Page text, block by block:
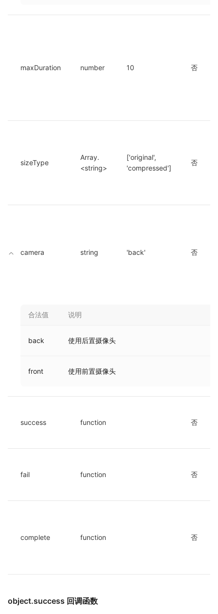
maxDuration number 10 否
sizeType
Array.
<string>
['original',
'compressed']
否
camera string 'back' 否
合法值 说明
back 使用后置摄像头
front 使用前置摄像头
success function 否
fail function 否
complete function 否
object.success 回调函数